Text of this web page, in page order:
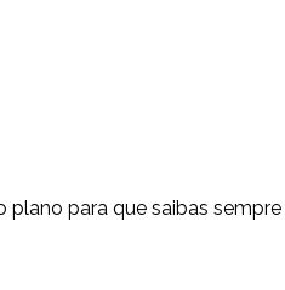
para que saibas sempre